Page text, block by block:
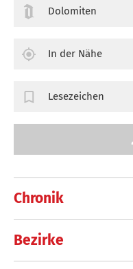
Chronik
Bezirke
Dolomiten
In der Nähe
Lesezeichen